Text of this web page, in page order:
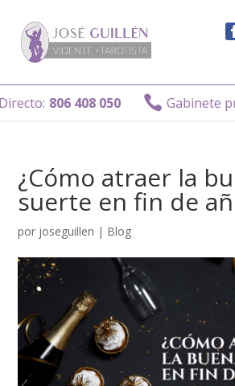
806 408 050  Gabinete
¿Cómo atraer la
suerte en fin de
por joseguillen | Blog